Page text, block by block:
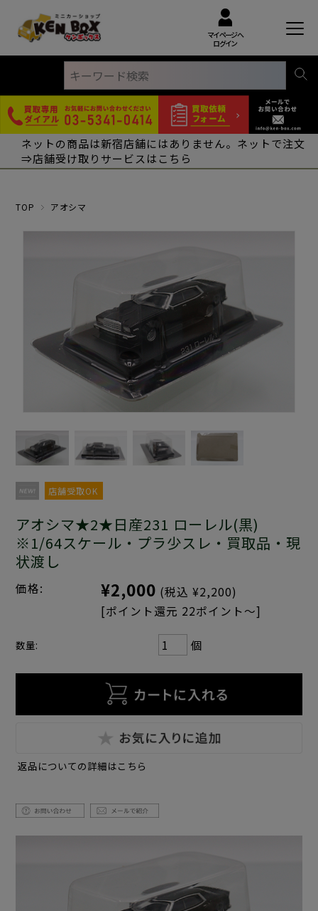
マイページへ
ログイン
ネットの商品は新宿店舗にはありません。ネットで注文
⇒店舗受け取りサービスはこちら
TOP アオシマ
店舗受取OK
アオシマ★2★日産231 ローレル(黒)
※1/64スケール・プラ少スレ・買取品・現
状渡し
価格: ¥2,000 (税込 ¥2,200)
[ポイント還元 22ポイント～]
数量: 個
返品についての詳細はこちら